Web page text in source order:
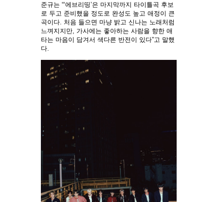
준규는 “‘에브리띵’은 마지막까지 타이틀곡 후보
로 두고 준비했을 정도로 완성도 높고 애정이 큰
곡이다. 처음 들으면 마냥 밝고 신나는 노래처럼
느껴지지만, 가사에는 좋아하는 사람을 향한 애
타는 마음이 담겨서 색다른 반전이 있다”고 말했
다.